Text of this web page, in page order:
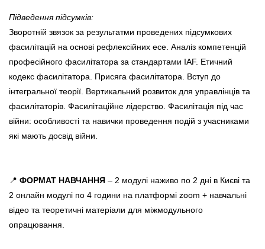
Підведення підсумків:
Зворотній звязок за результатми проведених підсумкових
фасилітацій на основі рефлексійних есе. Аналіз компетенцій
професійного фасилітатора за стандартами IAF. Етичний
кодекс фасилітатора. Присяга фасилітатора. Вступ до
інтегральної теорії. Вертикальний розвиток для управлінців та
фасилітаторів. Фасилітаційне лідерство. Фасилітація під час
війни: особливості та навички проведення подій з учасниками
які мають досвід війни.
📍 ФОРМАТ НАВЧАННЯ – 2 модулі наживо по 2 дні в Києві та
2 онлайн модулі по 4 години на платформі zoom + навчальні
відео та теоретичні матеріали для міжмодульного
опрацювання.